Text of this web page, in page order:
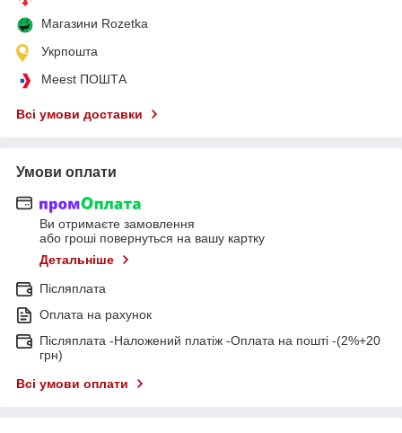
Магазини Rozetka
Укрпошта
Meest ПОШТА
Всі умови доставки
Умови оплати
Ви отримаєте замовлення
або гроші повернуться на вашу картку
Детальніше
Післяплата
Оплата на рахунок
Післяплата -Наложений платіж -Оплата на пошті -(2%+20
грн)
Всі умови оплати